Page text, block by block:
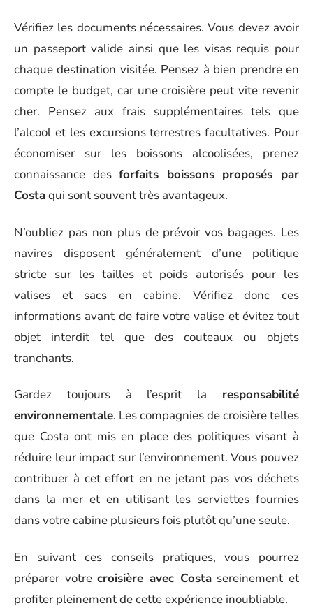
Vérifiez les documents nécessaires. Vous devez avoir
un passeport valide ainsi que les visas requis pour
chaque destination visitée. Pensez à bien prendre en
compte le budget, car une croisière peut vite revenir
cher. Pensez aux frais supplémentaires tels que
l’alcool et les excursions terrestres facultatives. Pour
économiser sur les boissons alcoolisées, prenez
connaissance desforfaits boissons proposés par
Costaqui sont souvent très avantageux.
N’oubliez pas non plus de prévoir vos bagages. Les
navires disposent généralement d’une politique
stricte sur les tailles et poids autorisés pour les
valises et sacs en cabine. Vérifiez donc ces
informations avant de faire votre valise et évitez tout
objet interdit tel que des couteaux ou objets
tranchants.
Gardez toujours à l’esprit la responsabilité
environnementale. Les compagnies de croisière telles
que Costa ont mis en place des politiques visant à
réduire leur impact sur l’environnement. Vous pouvez
contribuer à cet effort en ne jetant pas vos déchets
dans la mer et en utilisant les serviettes fournies
dans votre cabine plusieurs fois plutôt qu’une seule.
En suivant ces conseils pratiques, vous pourrez
préparer votrecroisière avec Costasereinement et
profiter pleinement de cette expérience inoubliable.